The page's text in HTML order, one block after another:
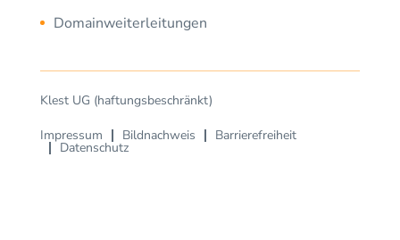
Domainweiterleitungen
Klest UG (haftungsbeschränkt)
Impressum Bildnachweis Barrierefreiheit
Datenschutz